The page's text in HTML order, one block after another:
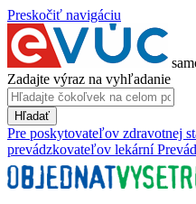
Preskočiť navigáciu
Zadajte výraz na vyhľadanie
Hľadať
Pre poskytovateľov zdravotnej
prevádzkovateľov lekární